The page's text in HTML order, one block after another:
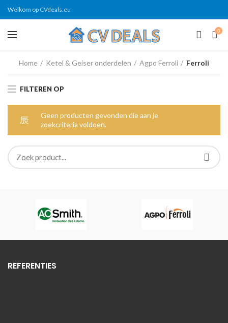
Welkom op CVdeals.eu
0
Home Ketel & Geiser onderdelen Agpo Ferroli Ferroli
FILTEREN OP
Geen producten gevonden die aan je
zoekcriteria voldoen.
REFERENTIES